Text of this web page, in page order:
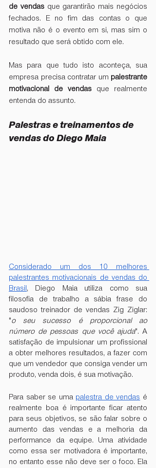
de vendas que garantirão mais negócios
fechados. E no fim das contas o que
motiva não é o evento em si, mas sim o
resultado que será obtido com ele.
Mas para que tudo isto aconteça, sua
empresa precisa contratar um palestrante
motivacional de vendas que realmente
entenda do assunto.
Palestras e treinamentos de
vendas do Diego Maia
Considerado um dos 10 melhores
palestrantes motivacionais de vendas do
Brasil , Diego Maia utiliza como sua
filosofia de trabalho a sábia frase do
saudoso treinador de vendas Zig Ziglar:
"o seu sucesso é proporcional ao
número de pessoas que você ajuda". A
satisfação de impulsionar um profissional
a obter melhores resultados, a fazer com
que um vendedor que consiga vender um
produto, venda dois, é sua motivação.
Para saber se uma palestra de vendas é
realmente boa é importante ficar atento
para seus objetivos, se são falar sobre o
aumento das vendas e a melhoria da
performance da equipe. Uma atividade
como essa ser motivadora é importante,
no entanto esse não deve ser o foco. Ela